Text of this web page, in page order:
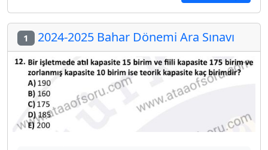
1 2024-2025 Bahar Dönemi Ara Sınavı